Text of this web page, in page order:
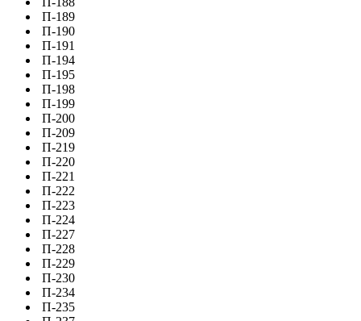
П-189
П-190
П-191
П-194
П-195
П-198
П-199
П-200
П-209
П-219
П-220
П-221
П-222
П-223
П-224
П-227
П-228
П-229
П-230
П-234
П-235